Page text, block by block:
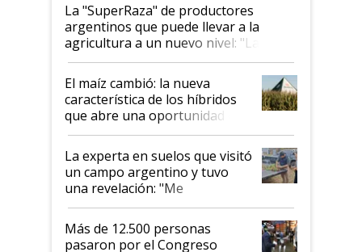
La "SuperRaza" de productores
argentinos que puede llevar a la
agricultura a un nuevo nivel: "Las
posibilidades de crecimiento son
infinitas"
El maíz cambió: la nueva
característica de los híbridos
que abre una oportunidad en
el lote
La experta en suelos que visitó
un campo argentino y tuvo
una revelación: "Me
impresionó mucho"
Más de 12.500 personas
pasaron por el Congreso